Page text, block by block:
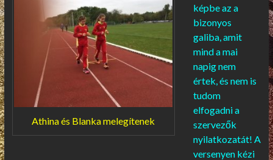
Athina és Blanka melegítenek
képbe az a
bizonyos
galiba, amit
mind a mai
napig nem
értek, és nem is
tudom
elfogadni a
szervezők
nyilatkozatát! A
versenyen kézi